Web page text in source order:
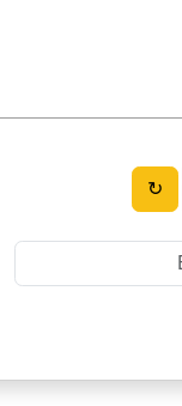
↻